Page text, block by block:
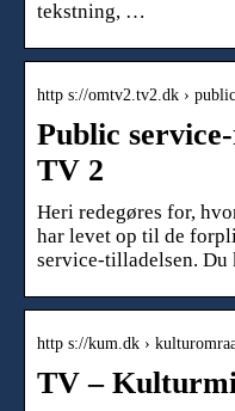
tekstning, …
http s://omtv2.tv2.dk ›
Public
TV 2
Heri redegøres for,
har levet op til de
service-tilladelsen.
http s://kum.dk ›
TV –